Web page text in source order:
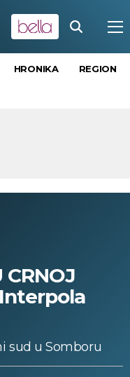
HRONIKA REGION
CRNOJ
sud u Somboru